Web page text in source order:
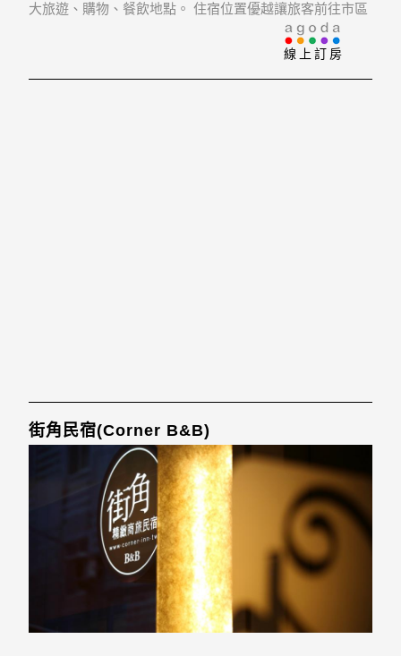
大旅遊、購物、餐飲地點。 住宿位置優越讓旅客前往市區
線上訂房
街角民宿(Corner B&B)